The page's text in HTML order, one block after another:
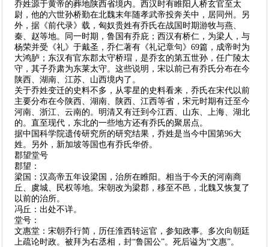
乔姓源于黄帝的葬地陕西省境内。西汉时有睢阳人桥玄官至太
尉，他的六世孙桥勤在北魏末年随孝武帝投奔关中，居同州。另
外，据《前代录》载，匈奴贵姓有乔氏在战国时期游牧与燕、
秦、赵等地。同一时期，鲁国有乔庇；西汉有桥仁，为梁人，与
杨荣并受《礼》于戴圣，乔仁著有《礼记章句》69篇，成帝时为
大鸿胪；东汉有官东郡太守桥瑁，是乔玄的第五世孙，任广陵太
守，其子乔肃为东莱太守。这些说明，宋以前已有乔氏分布在今
陕西、湖南、江苏、山西境内了。
关于乔姓变迁的史料不多，从零星的史料看来，乔氏在宋代以前
主要分布在今陕西、湖南、陕西、江西等省，宋元时期有迁至今
河南、浙江、云南的。明清又有迁到今江西、山东、上海、湖北
的。直至现代，东北的一些地方还有乔氏的聚居点。
据中国科学院遗传研究所的研究结果，乔姓是当今中国第96大
姓。另外，新加坡等国也有乔氏华侨。
郡望堂号
郡望：
梁国：汉高帝五年设梁国，治所在睢阳。相当于今天的河南商
丘、虞城、民权等地。宋朝改为梁郡，移至不邑，北魏又恢复了
以前的治所。
冯丘：出处不详。
堂号：
文惠堂：宋朝乔行简，历任淮西转运官，参知政事。多次向朝廷
上疏论时政。被拜为右丞相，封“鲁国公”。死后谥为“文惠”。